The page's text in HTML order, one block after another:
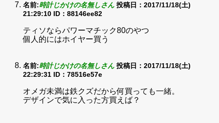
名前:時計じかけの名無しさん 投稿日：2017/11/18(土)
21:29:10 ID：88146ee82
ティソならパワーマチック80のやつ
個人的にはホイヤー買う
名前:時計じかけの名無しさん 投稿日：2017/11/18(土)
22:29:31 ID：78516e57e
オメガ未満は鉄クズだから何買っても一緒。
デザインで気に入った方買えば？